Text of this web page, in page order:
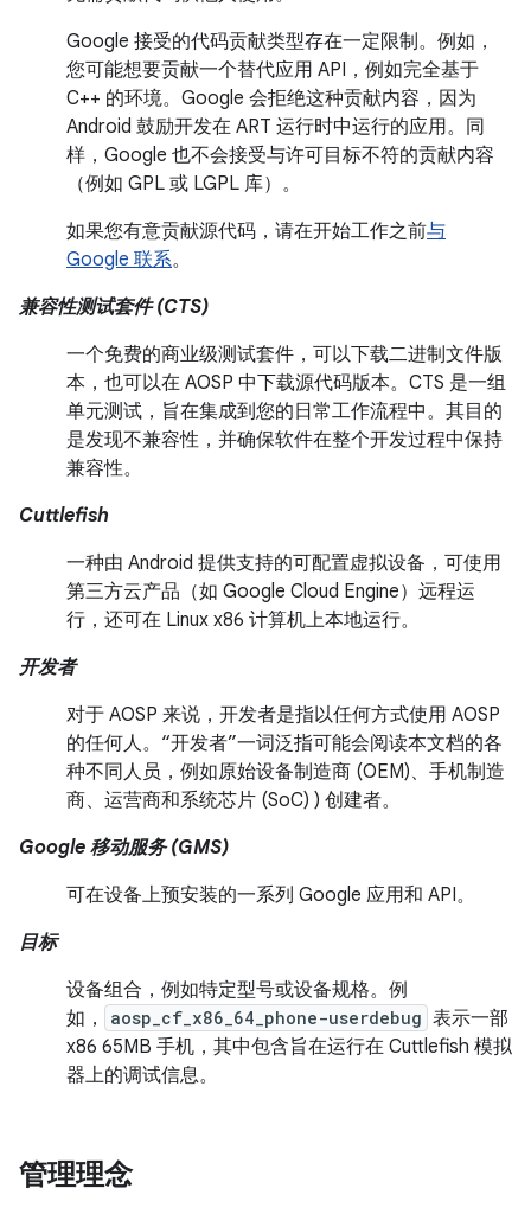
Google 接受的代码贡献类型存在一定限制。例如，
您可能想要贡献一个替代应用 API，例如完全基于
C++ 的环境。Google 会拒绝这种贡献内容，因为
Android 鼓励开发在 ART 运行时中运行的应用。同
样，Google 也不会接受与许可目标不符的贡献内容
（例如 GPL 或 LGPL 库）。
如果您有意贡献源代码，请在开始工作之前与
Google 联系。
兼容性测试套件 (CTS)
一个免费的商业级测试套件，可以下载二进制文件版
本，也可以在 AOSP 中下载源代码版本。CTS 是一组
单元测试，旨在集成到您的日常工作流程中。其目的
是发现不兼容性，并确保软件在整个开发过程中保持
兼容性。
Cuttlefish
一种由 Android 提供支持的可配置虚拟设备，可使用
第三方云产品（如 Google Cloud Engine）远程运
行，还可在 Linux x86 计算机上本地运行。
开发者
对于 AOSP 来说，开发者是指以任何方式使用 AOSP
的任何人。“开发者”一词泛指可能会阅读本文档的各
种不同人员，例如原始设备制造商 (OEM)、手机制造
商、运营商和系统芯片 (SoC) ) 创建者。
Google 移动服务 (GMS)
可在设备上预安装的一系列 Google 应用和 API。
目标
设备组合，例如特定型号或设备规格。例
如，
aosp_cf_x86_64_phone-userdebug 表示一部
x86 65MB 手机，其中包含旨在运行在 Cuttlefish 模拟
器上的调试信息。
管理理念